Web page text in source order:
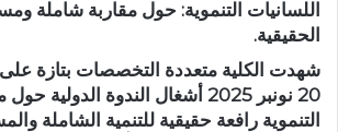
ن
اللسانيات التنموية: حول مقاربة شاملة
الحقيقية.
20 نونبر 2025 أشغال الندوة
التنموية رافعة حقيقية للتنمية الشاملة